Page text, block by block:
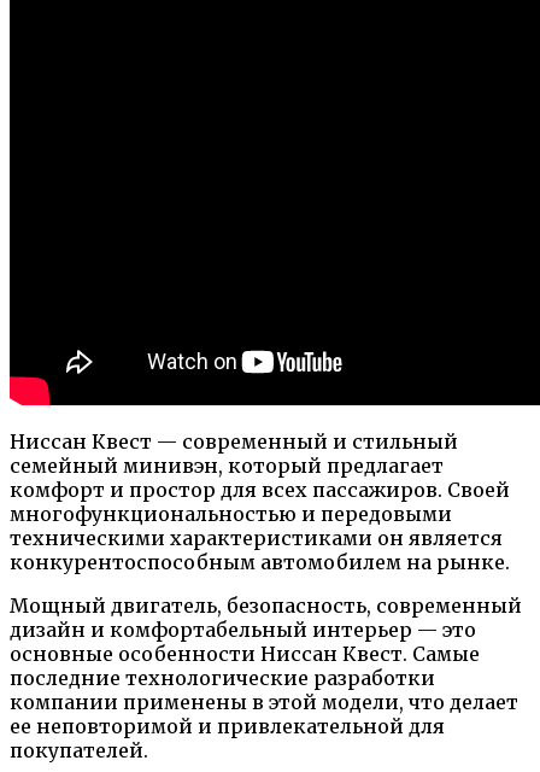
Ниссан Квест — современный и стильный
семейный минивэн, который предлагает
комфорт и простор для всех пассажиров. Своей
многофункциональностью и передовыми
техническими характеристиками он является
конкурентоспособным автомобилем на рынке.
Мощный двигатель, безопасность, современный
дизайн и комфортабельный интерьер — это
основные особенности Ниссан Квест. Самые
последние технологические разработки
компании применены в этой модели, что делает
ее неповторимой и привлекательной для
покупателей.